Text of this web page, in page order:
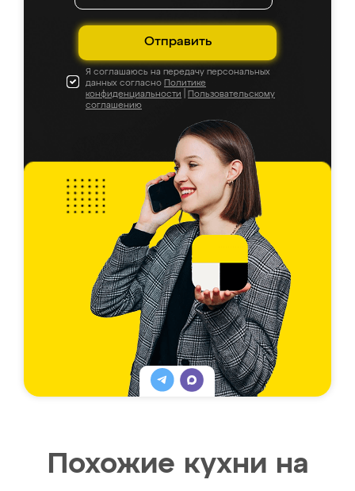
Отправить
Я соглашаюсь на передачу персональных
данных согласно Политике
конфиденциальности
Пользовательскому
соглашению
Похожие кухни на